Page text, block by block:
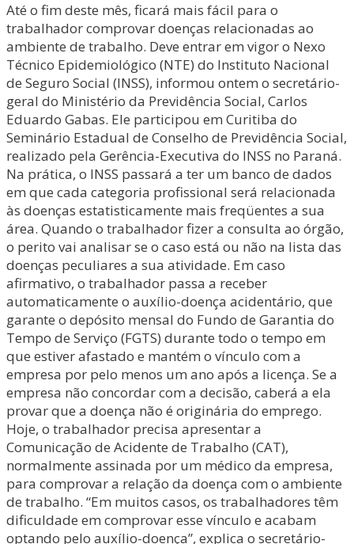
Até o fim deste mês, ficará mais fácil para o
trabalhador comprovar doenças relacionadas ao
ambiente de trabalho. Deve entrar em vigor o Nexo
Técnico Epidemiológico (NTE) do Instituto Nacional
de Seguro Social (INSS), informou ontem o secretário-
geral do Ministério da Previdência Social, Carlos
Eduardo Gabas. Ele participou em Curitiba do
Seminário Estadual de Conselho de Previdência Social,
realizado pela Gerência-Executiva do INSS no Paraná.
Na prática, o INSS passará a ter um banco de dados
em que cada categoria profissional será relacionada
às doenças estatisticamente mais freqüentes a sua
área. Quando o trabalhador fizer a consulta ao órgão,
o perito vai analisar se o caso está ou não na lista das
doenças peculiares a sua atividade. Em caso
afirmativo, o trabalhador passa a receber
automaticamente o auxílio-doença acidentário, que
garante o depósito mensal do Fundo de Garantia do
Tempo de Serviço (FGTS) durante todo o tempo em
que estiver afastado e mantém o vínculo com a
empresa por pelo menos um ano após a licença. Se a
empresa não concordar com a decisão, caberá a ela
provar que a doença não é originária do emprego.
Hoje, o trabalhador precisa apresentar a
Comunicação de Acidente de Trabalho (CAT),
normalmente assinada por um médico da empresa,
para comprovar a relação da doença com o ambiente
de trabalho. “Em muitos casos, os trabalhadores têm
dificuldade em comprovar esse vínculo e acabam
optando pelo auxílio-doença”, explica o secretário-